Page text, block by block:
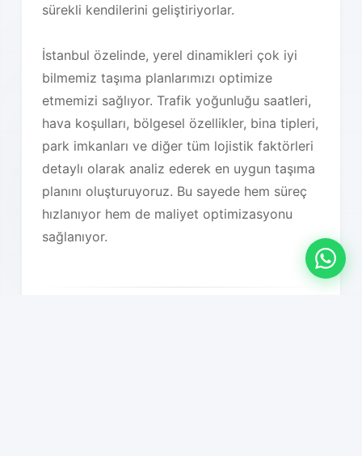
sürekli kendilerini geliştiriyorlar.
İstanbul özelinde, yerel dinamikleri çok iyi
bilmemiz taşıma planlarımızı optimize
etmemizi sağlıyor. Trafik yoğunluğu saatleri,
hava koşulları, bölgesel özellikler, bina tipleri,
park imkanları ve diğer tüm lojistik faktörleri
detaylı olarak analiz ederek en uygun taşıma
planını oluşturuyoruz. Bu sayede hem süreç
hızlanıyor hem de maliyet optimizasyonu
sağlanıyor.